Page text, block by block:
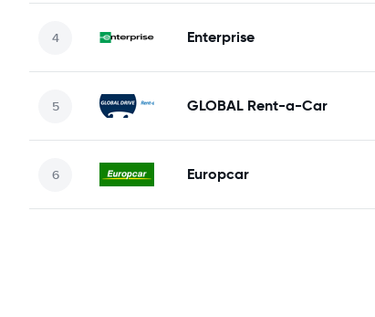
Enterprise
GLOBAL Rent-a-Car
Europcar